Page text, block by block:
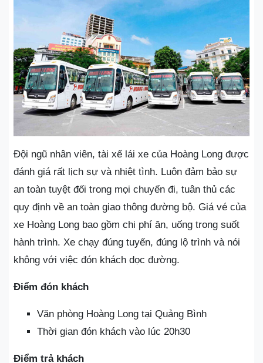
Đội ngũ nhân viên, tài xế lái xe của Hoàng Long được
đánh giá rất lịch sự và nhiệt tình. Luôn đảm bảo sự
an toàn tuyệt đối trong mọi chuyến đi, tuân thủ các
quy định về an toàn giao thông đường bộ. Giá vé của
xe Hoàng Long bao gồm chi phí ăn, uống trong suốt
hành trình. Xe chạy đúng tuyến, đúng lộ trình và nói
không với việc đón khách dọc đường.
Điểm đón khách
Văn phòng Hoàng Long tại Quảng Bình
Thời gian đón khách vào lúc 20h30
Điểm trả khách